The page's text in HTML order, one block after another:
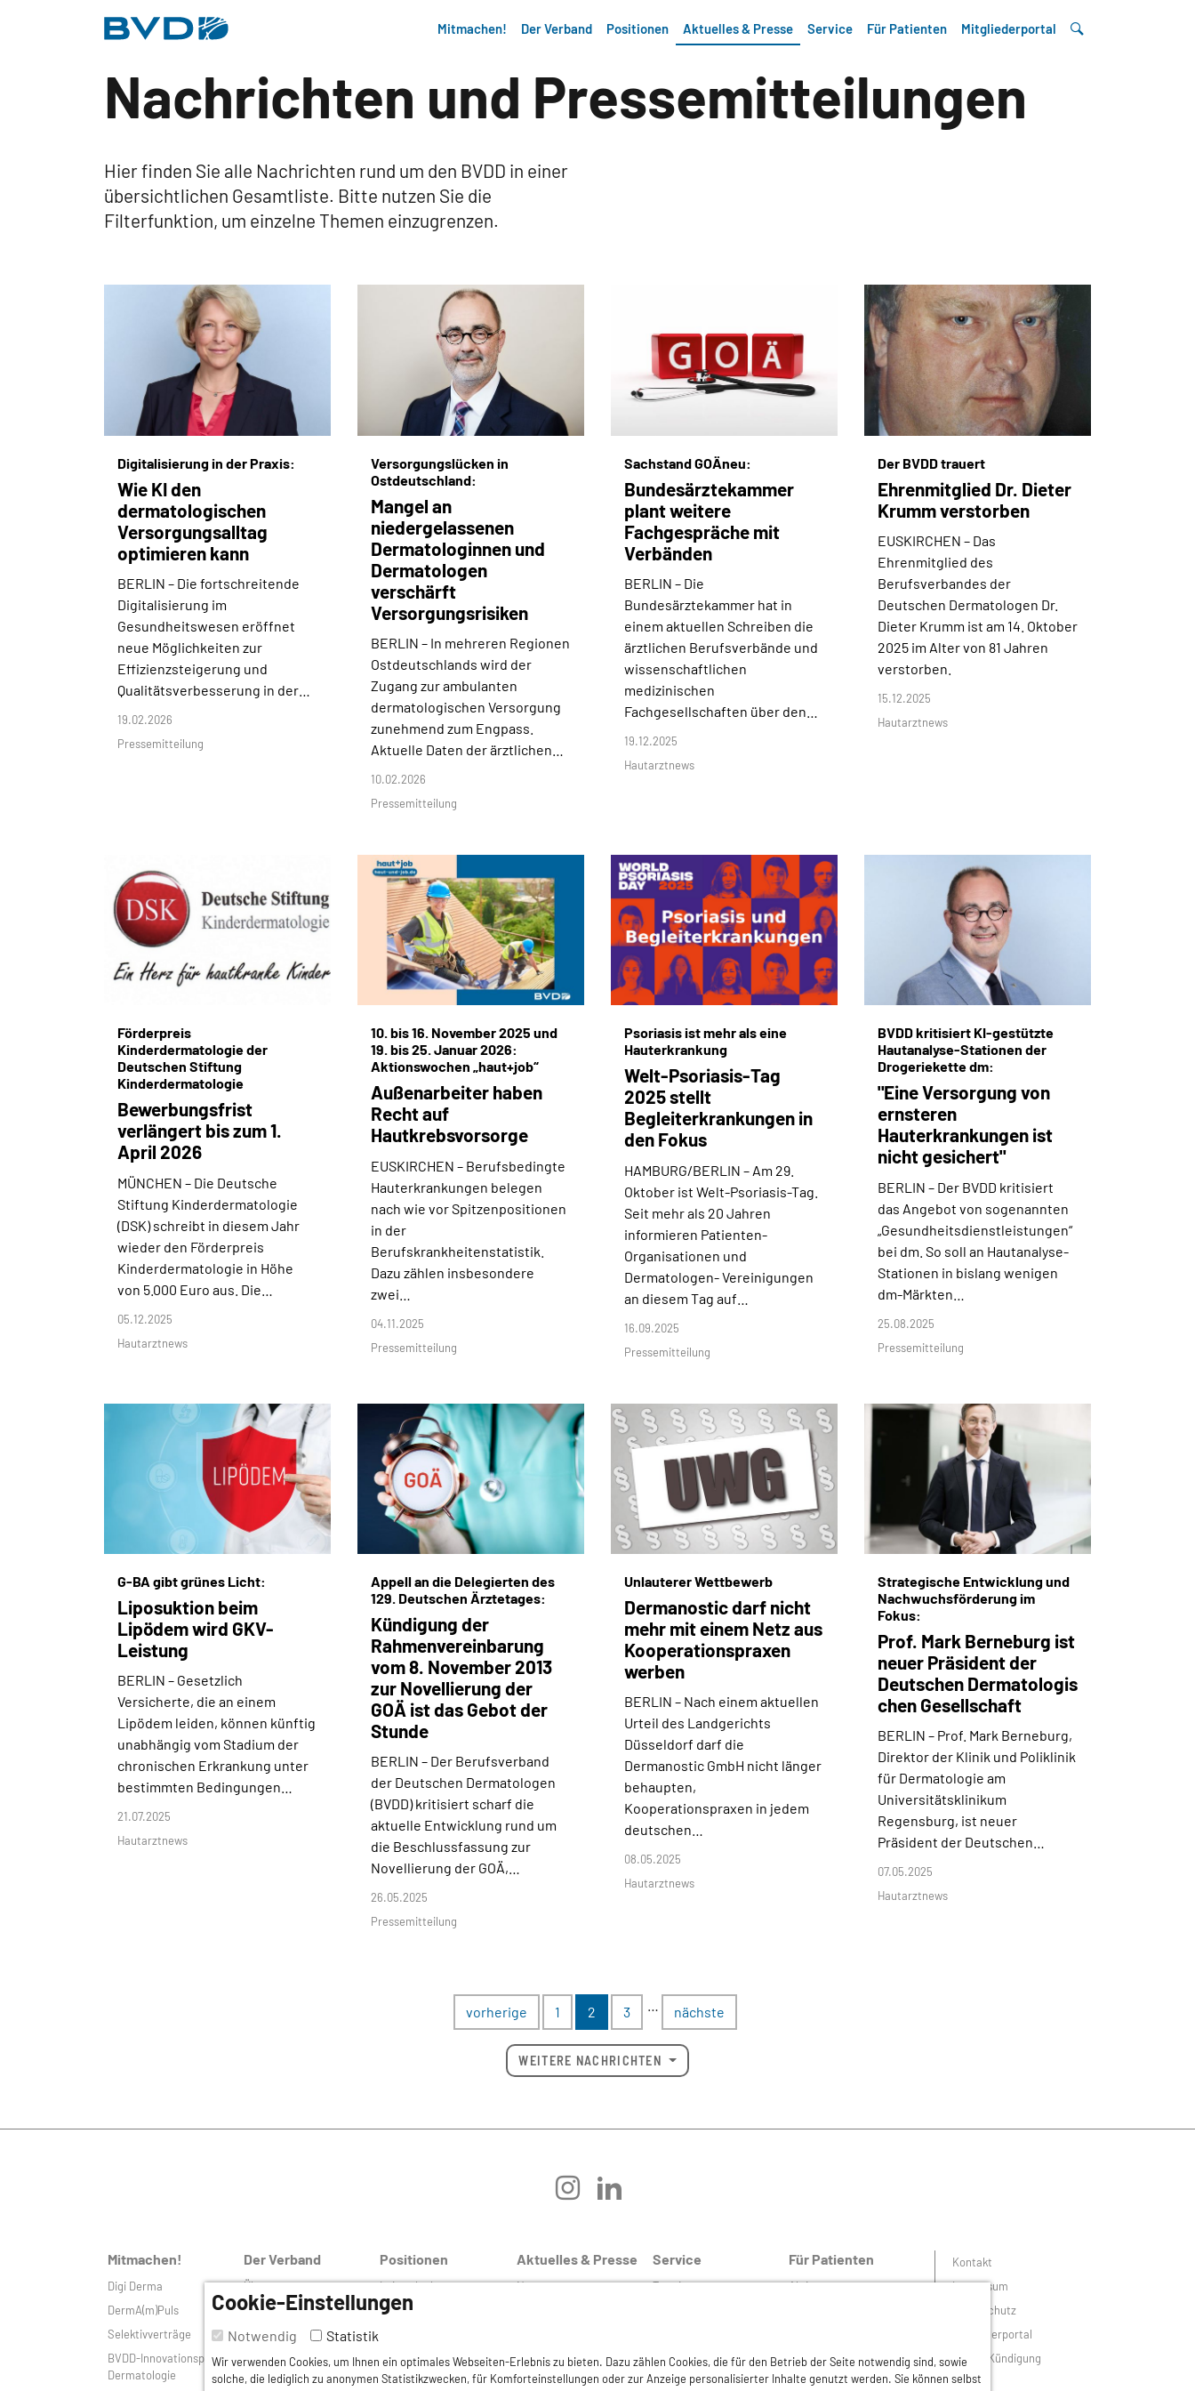
Mitmachen! Der Verband Positionen Aktuelles & Presse Service Für Patienten Mitgliederportal
Nachrichten und Pressemitteilungen
Hier finden Sie alle Nachrichten rund um den BVDD in einer
übersichtlichen Gesamtliste. Bitte nutzen Sie die
Filterfunktion, um einzelne Themen einzugrenzen.
Digitalisierung in der Praxis:
Wie KI den
dermatologischen
Versorgungsalltag
optimieren kann
BERLIN – Die fortschreitende
Digitalisierung im
Gesundheitswesen eröffnet
neue Möglichkeiten zur
Effizienzsteigerung und
Qualitätsverbesserung in der…
19.02.2026
Pressemitteilung
Versorgungslücken in
Ostdeutschland:
Mangel an
niedergelassenen
Dermatologinnen und
Dermatologen
verschärft
Versorgungsrisiken
BERLIN – In mehreren Regionen
Ostdeutschlands wird der
Zugang zur ambulanten
dermatologischen Versorgung
zunehmend zum Engpass.
Aktuelle Daten der ärztlichen…
10.02.2026
Pressemitteilung
Sachstand GOÄneu:
Bundesärztekammer
plant weitere
Fachgespräche mit
Verbänden
BERLIN – Die
Bundesärztekammer hat in
einem aktuellen Schreiben die
ärztlichen Berufsverbände und
wissenschaftlichen
medizinischen
Fachgesellschaften über den…
19.12.2025
Hautarztnews
Der BVDD trauert
Ehrenmitglied Dr. Dieter
Krumm verstorben
EUSKIRCHEN – Das
Ehrenmitglied des
Berufsverbandes der
Deutschen Dermatologen Dr.
Dieter Krumm ist am 14. Oktober
2025 im Alter von 81 Jahren
verstorben.
15.12.2025
Hautarztnews
Förderpreis
Kinderdermatologie der
Deutschen Stiftung
Kinderdermatologie
Bewerbungsfrist
verlängert bis zum 1.
April 2026
MÜNCHEN – Die Deutsche
Stiftung Kinderdermatologie
(DSK) schreibt in diesem Jahr
wieder den Förderpreis
Kinderdermatologie in Höhe
von 5.000 Euro aus. Die…
05.12.2025
Hautarztnews
10. bis 16. November 2025 und
19. bis 25. Januar 2026:
Aktionswochen „haut+job“
Außenarbeiter haben
Recht auf
Hautkrebsvorsorge
EUSKIRCHEN – Berufsbedingte
Hauterkrankungen belegen
nach wie vor Spitzenpositionen
in der
Berufskrankheitenstatistik.
Dazu zählen insbesondere
zwei…
04.11.2025
Pressemitteilung
Psoriasis ist mehr als eine
Hauterkrankung
Welt-Psoriasis-Tag
2025 stellt
Begleiterkrankungen in
den Fokus
HAMBURG/BERLIN – Am 29.
Oktober ist Welt-Psoriasis-Tag.
Seit mehr als 20 Jahren
informieren Patienten-
Organisationen und
Dermatologen- Vereinigungen
an diesem Tag auf…
16.09.2025
Pressemitteilung
BVDD kritisiert KI-gestützte
Hautanalyse-Stationen der
Drogeriekette dm:
"Eine Versorgung von
ernsteren
Hauterkrankungen ist
nicht gesichert"
BERLIN – Der BVDD kritisiert
das Angebot von sogenannten
„Gesundheitsdienstleistungen“
bei dm. So soll an Hautanalyse-
Stationen in bislang wenigen
dm-Märkten…
25.08.2025
Pressemitteilung
G-BA gibt grünes Licht:
Liposuktion beim
Lipödem wird GKV-
Leistung
BERLIN – Gesetzlich
Versicherte, die an einem
Lipödem leiden, können künftig
unabhängig vom Stadium der
chronischen Erkrankung unter
bestimmten Bedingungen…
21.07.2025
Hautarztnews
Appell an die Delegierten des
129. Deutschen Ärztetages:
Kündigung der
Rahmenvereinbarung
vom 8. November 2013
zur Novellierung der
GOÄ ist das Gebot der
Stunde
BERLIN – Der Berufsverband
der Deutschen Dermatologen
(BVDD) kritisiert scharf die
aktuelle Entwicklung rund um
die Beschlussfassung zur
Novellierung der GOÄ,…
26.05.2025
Pressemitteilung
Unlauterer Wettbewerb
Dermanostic darf nicht
mehr mit einem Netz aus
Kooperationspraxen
werben
BERLIN – Nach einem aktuellen
Urteil des Landgerichts
Düsseldorf darf die
Dermanostic GmbH nicht länger
behaupten,
Kooperationspraxen in jedem
deutschen…
08.05.2025
Hautarztnews
Strategische Entwicklung und
Nachwuchsförderung im
Fokus:
Prof. Mark Berneburg ist
neuer Präsident der
Deutschen Dermatologis
chen Gesellschaft
BERLIN – Prof. Mark Berneburg,
Direktor der Klinik und Poliklinik
für Dermatologie am
Universitätsklinikum
Regensburg, ist neuer
Präsident der Deutschen…
07.05.2025
Hautarztnews
vorherige 1 2 3 nächste
WEITERE NACHRICHTEN
instagram
Mitmachen!
Digi Derma
DermA(m)Puls
Selektivverträge
BVDD-Innovationspreis
Dermatologie
Der Verband
Über uns
Vorstand
Landesverbände
Ansprechpartner
Förderkreis
Positionen
Leitgedanken
Primärarztsystem
Nachwuchsförderung
Berufsdermatologie
Aktuelles & Presse
Newsroom
Service
Termine
Praxiswissen
Kleinanzeigen
Für Patienten
Aktionen
Ratgeber
Kontakt
Impressum
Datenschutz
Mitgliederportal
Online-Kündigung
Cookie-Einstellungen
Notwendig Statistik
Wir verwenden Cookies, um Ihnen ein optimales Webseiten-Erlebnis zu bieten. Dazu zählen Cookies, die für den Betrieb der Seite notwendig sind, sowie
solche, die lediglich zu anonymen Statistikzwecken, für Komforteinstellungen oder zur Anzeige personalisierter Inhalte genutzt werden. Sie können selbst